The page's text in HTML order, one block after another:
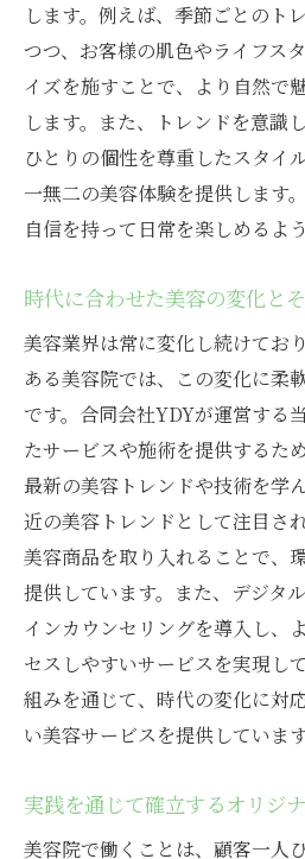
します。例えば、季節ごとのト
つつ、お客様の肌色やライフス
イズを施すことで、より自然で
します。また、トレンドを意識
ひとりの個性を尊重したスタイ
一無二の美容体験を提供します
自信を持って日常を楽しめるよ
時代に合わせた美容の変化と
美容業界は常に変化し続けてお
ある美容院では、この変化に柔
です。合同会社YDYが運営する
たサービスや施術を提供するた
最新の美容トレンドや技術を学
近の美容トレンドとして注目さ
美容商品を取り入れることで、
提供しています。また、デジタ
インカウンセリングを導入し、
セスしやすいサービスを実現し
組みを通じて、時代の変化に対
い美容サービスを提供しています
実践を通じて確立するオリジ
美容院で働くことは、顧客一人